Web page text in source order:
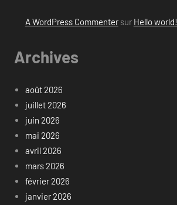
A WordPress Commentersur Hello world!
Archives
août 2026
juillet 2026
juin 2026
mai 2026
avril 2026
mars 2026
février 2026
janvier 2026